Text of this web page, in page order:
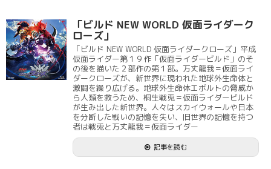
「ビルド NEW WORLD 仮面ライダーク
ローズ」
「ビルド NEW WORLD 仮面ライダークローズ」平成
仮面ライダー第１９作「仮面ライダービルド」のそ
の後を描いた２部作の第１部。万丈龍我＝仮面ライ
ダークローズが、新世界に現われた地球外生命体と
激闘を繰り広げる。地球外生命体エボルトの脅威か
ら人類を救うため、桐生戦兎＝仮面ライダービルド
が生み出した新世界。人々はスカイウォールや日本
を分断した戦いの記憶を失い、旧世界の記憶を持つ
者は戦兎と万丈龍我＝仮面ライダー
記事を読む